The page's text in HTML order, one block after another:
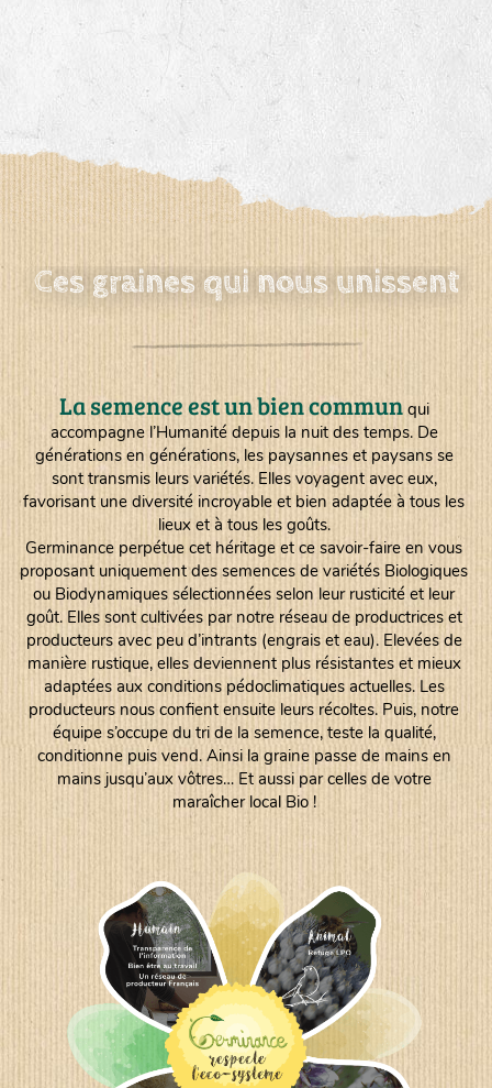
Ces graines qui nous unissent
La semence est un bien commun qui
accompagne l’Humanité depuis la nuit des temps. De
générations en générations, les paysannes et paysans se
sont transmis leurs variétés. Elles voyagent avec eux,
favorisant une diversité incroyable et bien adaptée à tous les
lieux et à tous les goûts.
Germinance perpétue cet héritage et ce savoir-faire en vous
proposant uniquement des semences de variétés Biologiques
ou Biodynamiques sélectionnées selon leur rusticité et leur
goût. Elles sont cultivées par notre réseau de productrices et
producteurs avec peu d’intrants (engrais et eau). Elevées de
manière rustique, elles deviennent plus résistantes et mieux
adaptées aux conditions pédoclimatiques actuelles. Les
producteurs nous confient ensuite leurs récoltes. Puis, notre
équipe s’occupe du tri de la semence, teste la qualité,
conditionne puis vend. Ainsi la graine passe de mains en
mains jusqu’aux vôtres… Et aussi par celles de votre
maraîcher local Bio !